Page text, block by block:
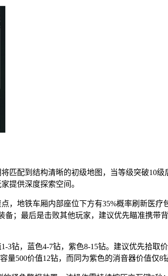
匹配到结构清晰的初级地图，当等级突破10
提供深度探索空间。
，地铁车厢内部座位下方有35%概率刷新医
；最后是击败其他玩家，建议优先瞄准携带
钻，蓝色4-7钻，紫色8-15钻。建议优先拾取
500价值12钻，而同为紫色的消音器价值仅8